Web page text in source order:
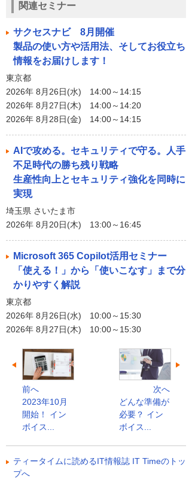
関連セミナー
サクセスナビ 8月開催
製品の使い方や活用法、そしてお役立ち
情報をお届けします！
東京都
2026年 8月26日(水) 14:00～14:15
2026年 8月27日(木) 14:00～14:20
2026年 8月28日(金) 14:00～14:15
AIで攻める。セキュリティで守る。人手
不足時代の勝ち残り戦略
生産性向上とセキュリティ強化を同時に
実現
埼玉県 さいたま市
2026年 8月20日(木) 13:00～16:45
Microsoft 365 Copilot活用セミナー
「使える！」から「使いこなす」まで分
かりやすく解説
東京都
2026年 8月26日(水) 10:00～15:30
2026年 8月27日(木) 10:00～15:30
前へ
2023年10月
開始！ イン
ボイス...
次へ
どんな準備が
必要？ イン
ボイス...
ティータイムに読めるIT情報誌 IT Timeのトッ
プへ